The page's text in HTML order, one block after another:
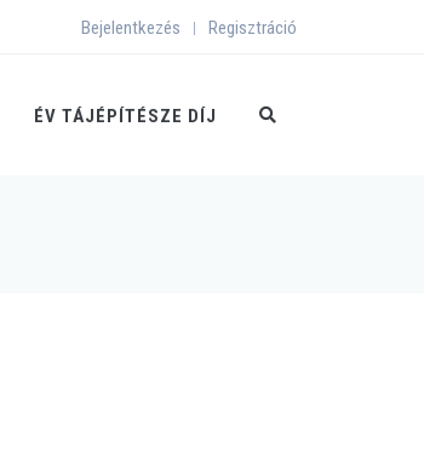
Bejelentkezés | Regisztráció
ÉV TÁJÉPÍTÉSZE DÍJ